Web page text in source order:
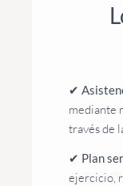
✔
mediante
través de
✔ Plan
ejercicio,